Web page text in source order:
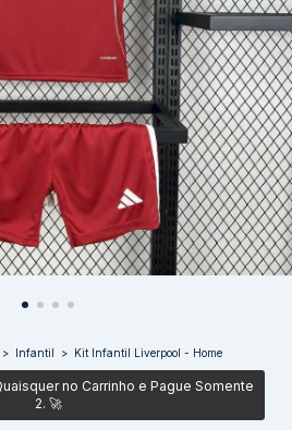
> Infantil > Kit Infantil Liverpool - Home